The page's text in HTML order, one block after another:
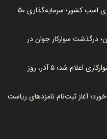
یزد در مسیر تبدیل‌شدن به قطب گردشگری اسب کشور؛ سرمایه‌گذاری ۵۰
درگذشت سوارکار جوان در
زمان رونمایی از رئیس جدید فدراسیون سوارکاری اعلام شد؛ ۵ آذر، روز
آغاز ثبت‌نام نامزدهای ریاست